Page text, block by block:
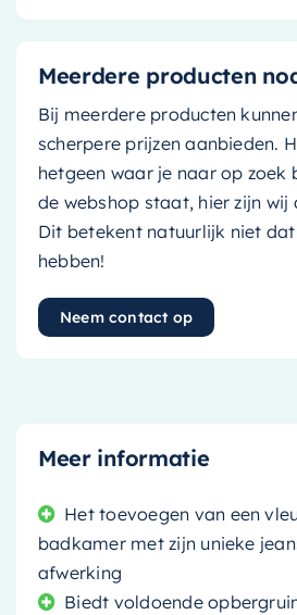
Meerdere producten
Bij meerdere producten
scherpere prijzen aanbieden.
hetgeen waar je naar op zoek
de webshop staat, hier zijn wij
Dit betekent natuurlijk niet
hebben!
Neem contact op
Meer informatie
Het toevoegen van een
badkamer met zijn unieke
afwerking
Biedt voldoende